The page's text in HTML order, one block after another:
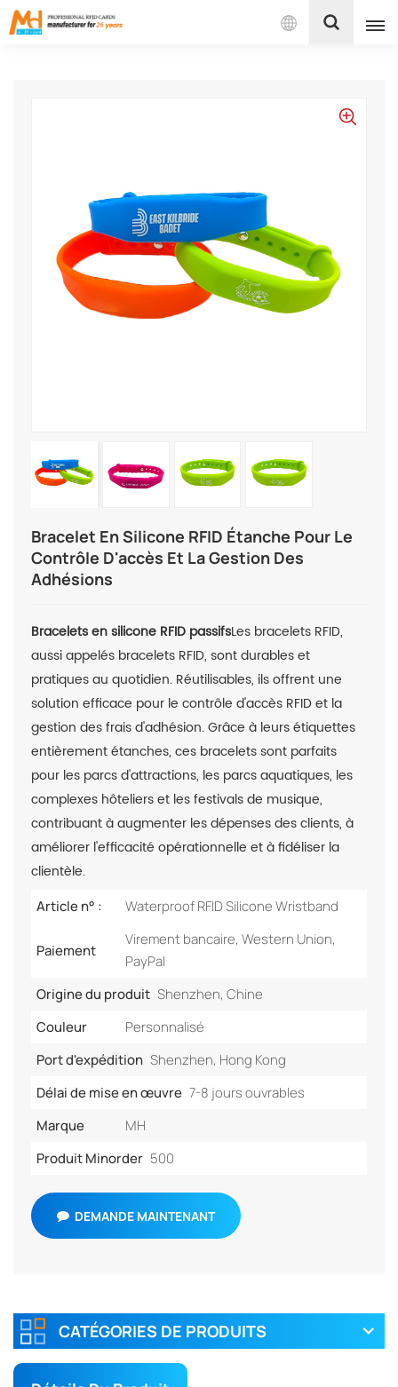
Français
Español
Português
بالعربية
Bracelet En Silicone RFID Étanche Pour Le
Contrôle D'accès Et La Gestion Des
Adhésions
Bracelets en silicone RFID passifsLes bracelets RFID,
aussi appelés bracelets RFID, sont durables et
pratiques au quotidien. Réutilisables, ils offrent une
solution efficace pour le contrôle d'accès RFID et la
gestion des frais d'adhésion. Grâce à leurs étiquettes
entièrement étanches, ces bracelets sont parfaits
pour les parcs d'attractions, les parcs aquatiques, les
complexes hôteliers et les festivals de musique,
contribuant à augmenter les dépenses des clients, à
améliorer l'efficacité opérationnelle et à fidéliser la
clientèle.
Article n° : Waterproof RFID Silicone Wristband
Paiement
Virement bancaire, Western Union,
PayPal
Origine du produit Shenzhen, Chine
Couleur
Personnalisé
Port d'expédition Shenzhen, Hong Kong
Délai de mise en œuvre 7-8 jours ouvrables
Marque
MH
Produit Minorder 500
DEMANDE MAINTENANT
CATÉGORIES DE PRODUITS